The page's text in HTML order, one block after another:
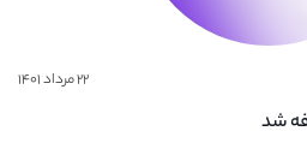
۲۲ مرداد ۱۴۰۱